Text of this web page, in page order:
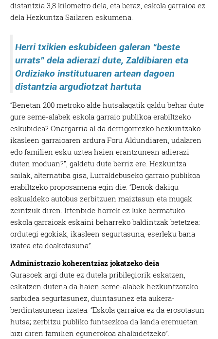
distantzia 3,8 kilometro dela, eta beraz, eskola garraioa ez
dela Hezkuntza Sailaren eskumena.
Herri txikien eskubideen galeran “beste
urrats” dela adierazi dute, Zaldibiaren eta
Ordiziako institutuaren artean dagoen
distantzia argudiotzat hartuta
“Benetan 200 metroko alde hutsalagatik galdu behar dute
gure seme-alabek eskola garraio publikoa erabiltzeko
eskubidea? Onargarria al da derrigorrezko hezkuntzako
ikasleen garraioaren ardura Foru Aldundiaren, udalaren
edo familien esku uztea haien erantzunean adierazi
duten moduan?”, galdetu dute berriz ere. Hezkuntza
sailak, alternatiba gisa, Lurraldebuseko garraio publikoa
erabiltzeko proposamena egin die. “Denok dakigu
eskualdeko autobus zerbitzuen maiztasun eta mugak
zeintzuk diren. Irtenbide horrek ez luke bermatuko
eskola garraioak eskaini beharreko baldintzak betetzea:
ordutegi egokiak, ikasleen segurtasuna, eserleku bana
izatea eta doakotasuna”.
Administrazio koherentziaz jokatzeko deia
Gurasoek argi dute ez dutela pribilegiorik eskatzen,
eskatzen dutena da haien seme-alabek hezkuntzarako
sarbidea segurtasunez, duintasunez eta aukera-
berdintasunean izatea. “Eskola garraioa ez da erosotasun
hutsa; zerbitzu publiko funtsezkoa da landa eremuetan
bizi diren familien egunerokoa ahalbidetzeko”.